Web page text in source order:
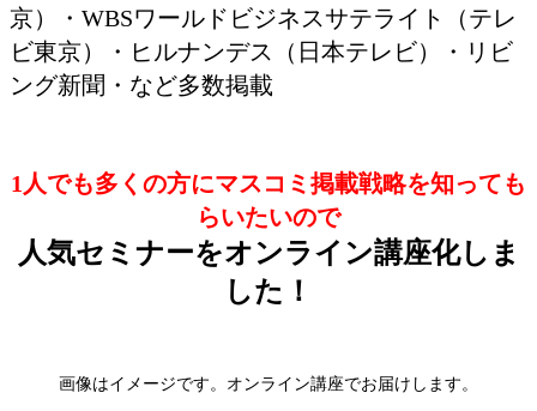
京）・WBSワールドビジネスサテライト（テレ
ビ東京）・ヒルナンデス（日本テレビ）・リビ
ング新聞・など多数掲載
1人でも多くの方にマスコミ掲載戦略を知っても
らいたいので
人気セミナーをオンライン講座化しま
した！
画像はイメージです。オンライン講座でお届けします。